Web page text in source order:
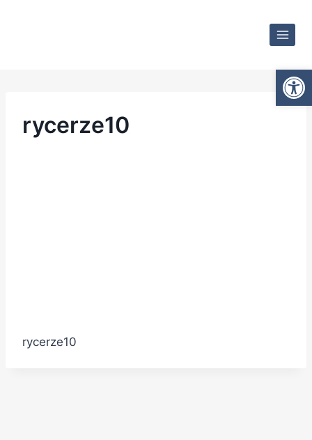
rycerze10
rycerze10